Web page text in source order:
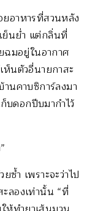
ยอาหารที่สวนหลัง
ย็นย่ำ แต่กลิ่นที่
ฉมอยู่ในอากาศ
ห็นตัวอี่นายกาสะ
นคาบซิการ์ลงมา
บดอกปีบมากำไว้
ซ้ำ เพราะจะว่าไป
ลองเท่านั้น “ที่